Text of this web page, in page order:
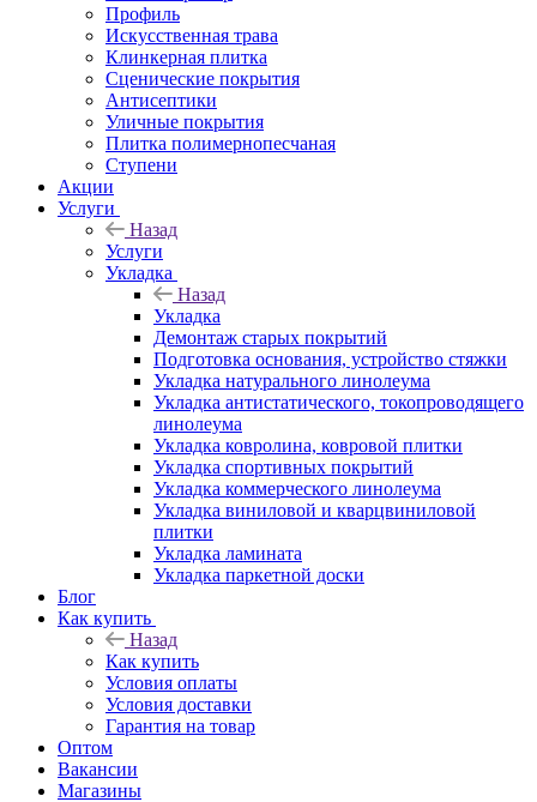
Профиль
Искусственная трава
Клинкерная плитка
Сценические покрытия
Антисептики
Уличные покрытия
Плитка полимернопесчаная
Ступени
Акции
Услуги
Назад
Услуги
Укладка
Назад
Укладка
Демонтаж старых покрытий
Подготовка основания, устройство стяжки
Укладка натурального линолеума
Укладка антистатического, токопроводящего
линолеума
Укладка ковролина, ковровой плитки
Укладка спортивных покрытий
Укладка коммерческого линолеума
Укладка виниловой и кварцвиниловой
плитки
Укладка ламината
Укладка паркетной доски
Блог
Как купить
Назад
Как купить
Условия оплаты
Условия доставки
Гарантия на товар
Оптом
Вакансии
Магазины